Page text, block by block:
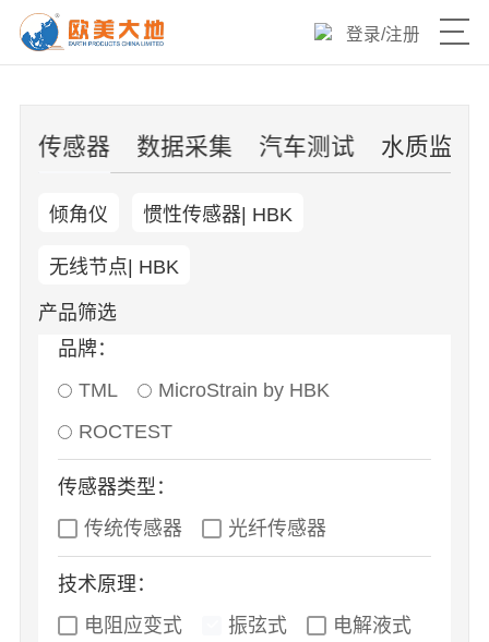
登录/注册
热销爆品
新品速递
技术与服务
欧美大地官网
传感器 数据采集 汽车测试 水质监测
倾角仪 惯性传感器| HBK
无线节点| HBK
产品筛选
品牌：
TML
MicroStrain by HBK
ROCTEST
传感器类型：
传统传感器
光纤传感器
技术原理：
电阻应变式
振弦式
电解液式